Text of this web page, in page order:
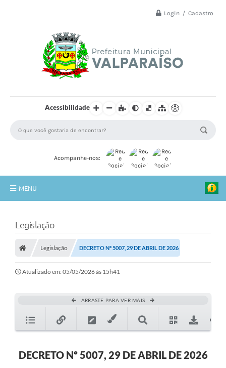
Login / Cadastro
Acessibilidade
Acompanhe-nos:
MENU
A Prefeitura
A Nossa Cidade
SECRETARIA E DEPARTAMENTOS
Transparência
Editais
Legislação
Legislação DECRETO Nº 5007, 29 DE ABRIL DE 2026
Atualizado em: 05/05/2026 às 15h41
ARRASTE PARA VER MAIS
DECRETO Nº 5007, 29 DE ABRIL DE 2026